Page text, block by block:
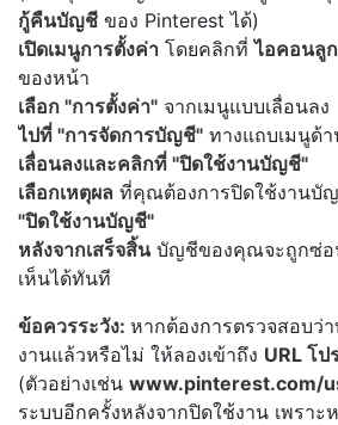
กู้คืนบัญชี ของ Pinterest ได้)
เปิดเมนูการตั้งค่า โดยคลิกที่ไอคอนลู
ของหน้า
เลือก "การตั้งค่า" จากเมนูแบบเลื่อนลง
ไปที่ "การจัดการบัญชี" ทางแถบเมนูด้
เลื่อนลงและคลิกที่ "ปิดใช้งานบัญชี"
เลือกเหตุผล ที่คุณต้องการปิดใช้งานบั
"ปิดใช้งานบัญชี"
หลังจากเสร็จสิ้นบัญชีของคุณจะถูกซ่อ
เห็นได้ทันที
ข้อควรระวัง: หากต้องการตรวจสอบ
งานแล้วหรือไม่ ให้ลองเข้าถึง URL โ
(ตัวอย่างเช่น www.pinterest.com/
ระบบอีกครั้งหลังจากปิดใช้งาน เพรา